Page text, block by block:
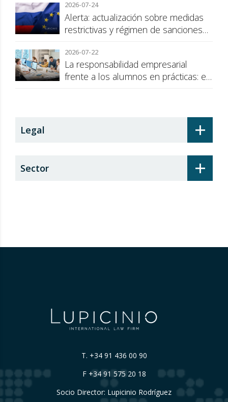
2026-07-24
Alerta: actualización sobre medidas
restrictivas y régimen de sanciones
2026-07-22
La responsabilidad empresarial
frente a los alumnos en prácticas: el
+
Legal
+
Sector
T. +34 91 436 00 90
F +34 91 575 20 18
Socio Director: Lupicinio Rodríguez